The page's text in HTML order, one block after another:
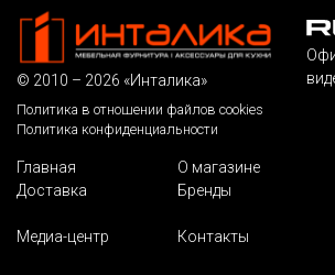
© 2010 – 2026 «Инталика»
Политика в отношении файлов cookies
Политика конфиденциальности
Главная О магазине
Доставка
Бренды
Медиа-центр
Контакты